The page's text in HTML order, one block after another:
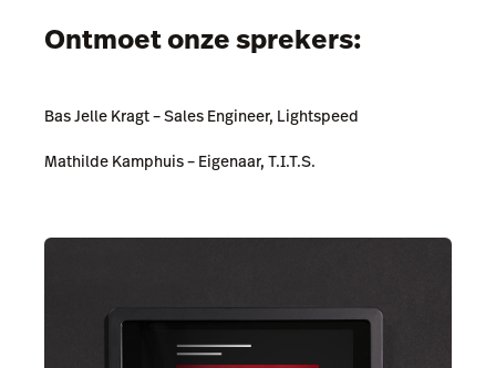
Ontmoet onze sprekers:
Bas Jelle Kragt–Sales Engineer, Lightspeed
Mathilde Kamphuis– Eigenaar, T.I.T.S.